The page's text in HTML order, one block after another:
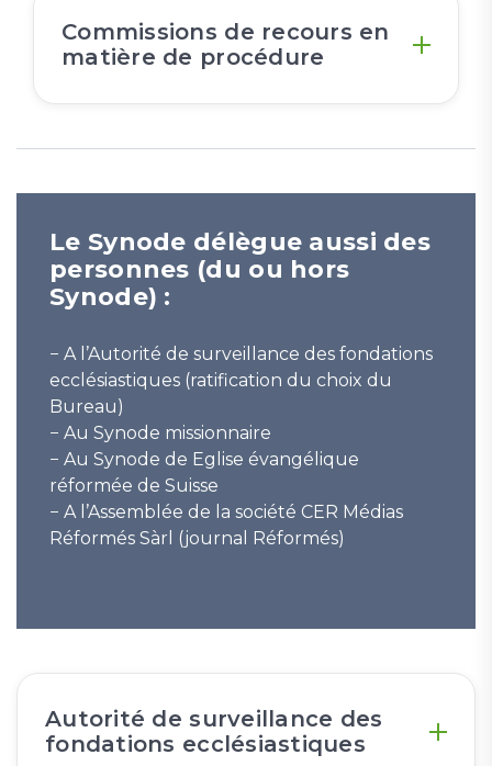
Commissions de recours en
matière de procédure
Le Synode délègue aussi des
personnes (du ou hors
Synode) :
− A l’Autorité de surveillance des fondations
ecclésiastiques (ratification du choix du
Bureau)
− Au Synode missionnaire
− Au Synode de Eglise évangélique
réformée de Suisse
− A l’Assemblée de la société CER Médias
Réformés Sàrl (journal Réformés)
Autorité de surveillance des
fondations ecclésiastiques